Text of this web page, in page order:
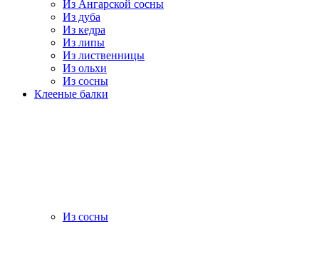
Из Ангарской сосны
Из дуба
Из кедра
Из липы
Из лиственницы
Из ольхи
Из сосны
Клееные балки
Из сосны